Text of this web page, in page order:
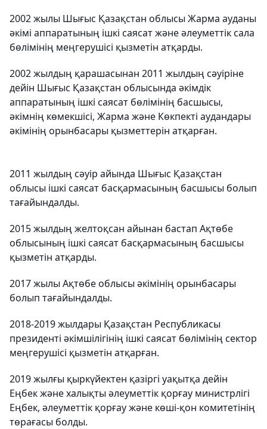
2002 жылы Шығыс Қазақстан облысы Жарма ауданы
әкімі аппаратының ішкі саясат және әлеуметтік сала
бөлімінің меңгерушісі қызметін атқарды.
2002 жылдың қарашасынан 2011 жылдың сәуіріне
дейін Шығыс Қазақстан облысында әкімдік
аппаратының ішкі саясат бөлімінің басшысы,
әкімнің көмекшісі, Жарма және Көкпекті аудандары
әкімінің орынбасары қызметтерін атқарған.
2011 жылдың сәуір айында Шығыс Қазақстан
облысы ішкі саясат басқармасының басшысы болып
тағайындалды.
2015 жылдың желтоқсан айынан бастап Ақтөбе
облысының ішкі саясат басқармасының басшысы
қызметін атқарды.
2017 жылы Ақтөбе облысы әкімінің орынбасары
болып тағайындалды.
2018-2019 жылдары Қазақстан Республикасы
президенті әкімшілігінің ішкі саясат бөлімінің сектор
меңгерушісі қызметін атқарған.
2019 жылғы қыркүйектен қазіргі уақытқа дейін
Еңбек және халықты әлеуметтік қорғау министрлігі
Еңбек, әлеуметтік қорғау және көші-қон комитетінің
төрағасы болды.